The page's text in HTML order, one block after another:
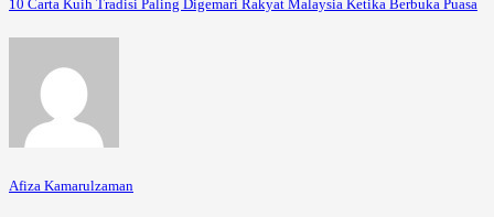
10 Carta Kuih Tradisi Paling Digemari Rakyat Malaysia Ketika Berbuka Puasa
Afiza Kamarulzaman